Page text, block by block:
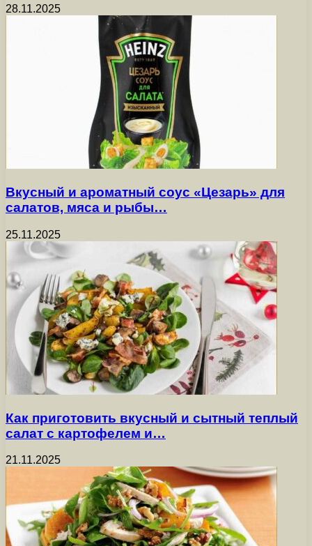
28.11.2025
Вкусный и ароматный соус «Цезарь» для
салатов, мяса и рыбы…
25.11.2025
Как приготовить вкусный и сытный теплый
салат с картофелем и…
21.11.2025